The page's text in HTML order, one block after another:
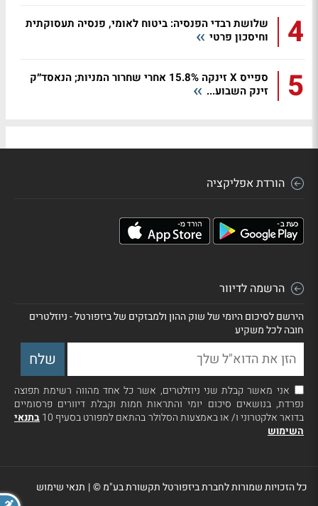
4
שלושת רבדי הפנסיה: ביטוח לאומי, פנסיה תעסוקתית
וחיסכון פרטי
5
ספייס X זינקה 15.8% אחרי שחרור המניות; הנאסד״ק
זינק השבוע...
הורדת אפליקציה
הרשמה לדיוור
הירשם לסיכום היומי של שוק ההון ולמבזקים של ביזפורטל - ניוזלטרים
חובה לכל משקיע
אני מאשר קבלת שני ניוזלטרים, אשר כל אחד מהווה רשימת תפוצה
נפרדת, בנושאים סיכום יומי והתראות חמות וקבלת דיוורים פרסומיים
בדואר אלקטרוני ו/ או באמצעות הסלולר בהתאם למפורט בסעיף 10
בתנאי
השימוש
כל הזכויות שמורות לחברת ביזפורטל תקשורת בע"מ ©| תנאי שימוש